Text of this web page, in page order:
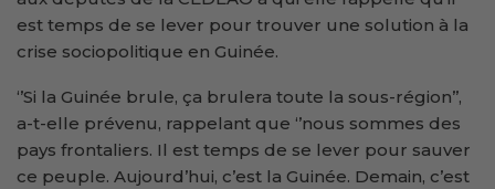
est temps de se lever pour trouver une solution à la
crise sociopolitique en Guinée.
‘’Si la Guinée brule, ça brulera toute la sous-région’’,
a-t-elle prévenu, rappelant que ‘’nous sommes des
pays frontaliers. Il est temps de se lever pour sauver
ce peuple. Aujourd’hui, c’est la Guinée. Demain, c’est